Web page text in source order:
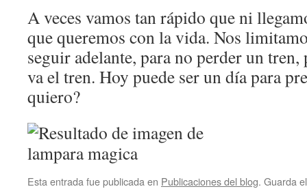
A veces vamos tan rápido que ni
que queremos con la vida. Nos
seguir adelante, para no perder un tren,
va el tren. Hoy puede ser un día para
quiero?
Esta entrada fue publicada en Publicaciones del blog. Guarda